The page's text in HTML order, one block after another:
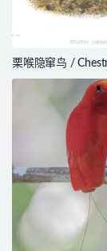
栗喉隐窜鸟 /
Huet-huet /